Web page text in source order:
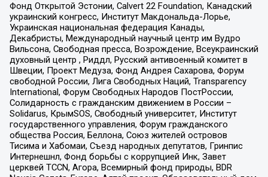
Фонд Открытой Эстонии, Calvert 22 Foundation, Канадский
украинский конгресс, Институт Макдональда-Лорье,
Украинская национальная федерация Канады,
Декабристы, Международный научный центр им Вудро
Вильсона, Свободная пресса, Возрождение, Всеукраинский
духовный центр , Риддл, Русский антивоенный комитет в
Швеции, Проект Медуза, Фонд Андрея Сахарова, Форум
свободной России, Лига Свободных Наций, Transparеncy
International, Форум Свободных Народов ПостРоссии,
Солидарность с гражданским движением в России –
Solidarus, КрымSOS, Свободный университет, Институт
государственного управления, Форум гражданского
общества Россия, Беллона, Союз жителей островов
Тисима и Хабомаи, Съезд народных депутатов, Гринпис
Интернешнл, Фонд борьбы с коррупцией Инк, Завет
церквей TCCN, Агора, Всемирный фонд природы, BDR